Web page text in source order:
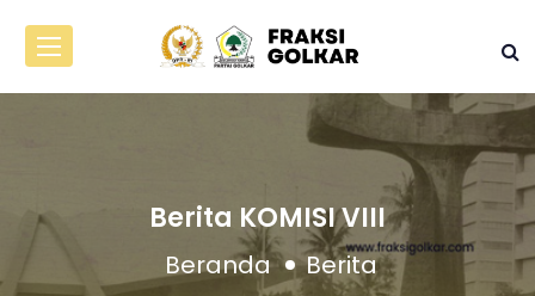
Berita KOMISI VIII
Beranda Berita